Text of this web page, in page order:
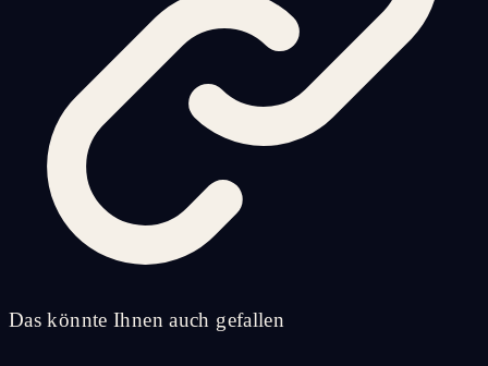
Das könnte Ihnen auch gefallen